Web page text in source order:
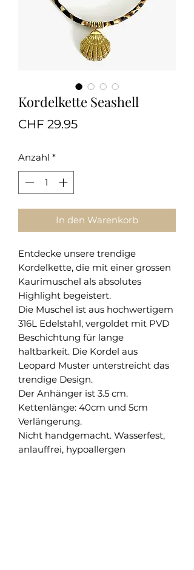
Kordelkette Seashell
CHF 29.95Preis
Anzahl *
In den Warenkorb
Entdecke unsere trendige
Kordelkette, die mit einer grossen
Kaurimuschel als absolutes
Highlight begeistert.
Die Muschel ist aus hochwertigem
316L Edelstahl, vergoldet mit PVD
Beschichtung für lange
haltbarkeit. Die Kordel aus
Leopard Muster unterstreicht das
trendige Design.
Der Anhänger ist 3.5 cm.
Kettenlänge: 40cm und 5cm
Verlängerung.
Nicht handgemacht. Wasserfest,
anlauffrei, hypoallergen